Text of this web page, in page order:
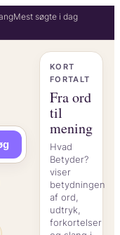
Mest søgte i dag
KORT
FORTALT
Fra ord
til
mening
Hvad
Betyder?
viser
betydningen
af ord,
udtryk,
forkortelser